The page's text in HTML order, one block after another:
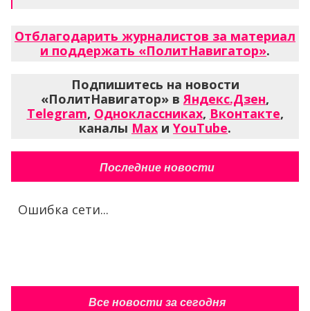
Отблагодарить журналистов за материал
и поддержать «ПолитНавигатор».
Подпишитесь на новости
«ПолитНавигатор» вЯндекс.Дзен,
Telegram, Одноклассниках, Вконтакте,
каналы Max и YouTube.
Последние новости
Ошибка сети...
Все новости за сегодня